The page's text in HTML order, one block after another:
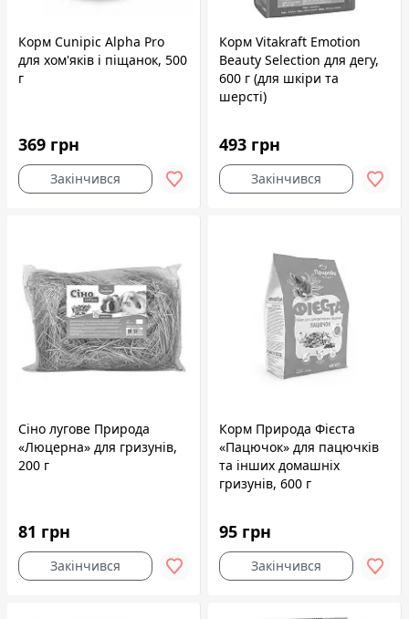
Корм Cunipic Alpha Pro
для хом'яків і піщанок, 500
г
369 грн
Закінчився
Корм Vitakraft Emotion
Beauty Selection для дегу,
600 г (для шкіри та
шерсті)
493 грн
Закінчився
Сіно лугове Природа
«Люцерна» для гризунів,
200 г
81 грн
Закінчився
Корм Природа Фієста
«Пацючок» для пацючків
та інших домашніх
гризунів, 600 г
95 грн
Закінчився